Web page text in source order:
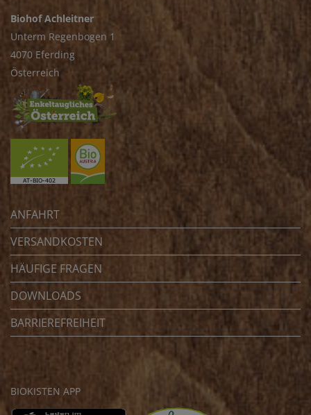
Biohof Achleitner
Unterm Regenbogen 1
4070 Eferding
Österreich
ANFAHRT
VERSANDKOSTEN
HÄUFIGE FRAGEN
DOWNLOADS
BARRIEREFREIHEIT
BIOKISTEN APP